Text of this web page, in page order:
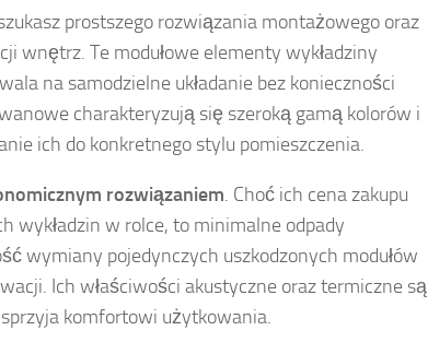
prostszego rozwiązania montażowego oraz
wnętrz. Te modułowe elementy wykładziny
na samodzielne układanie bez konieczności
charakteryzują się szeroką gamą kolorów i
ich do konkretnego stylu pomieszczenia.
rozwiązaniem. Choć ich cena zakupu
wykładzin w rolce, to minimalne odpady
wymiany pojedynczych uszkodzonych modułów
Ich właściwości akustyczne oraz termiczne są
komfortowi użytkowania.